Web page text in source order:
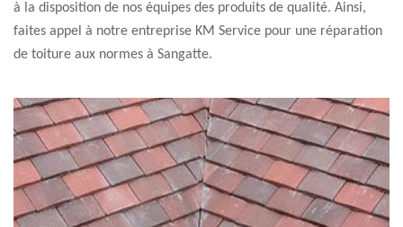
à la disposition de nos équipes des produits de qualité. Ainsi,
faites appel à notre entreprise KM Service pour une réparation
de toiture aux normes à Sangatte.